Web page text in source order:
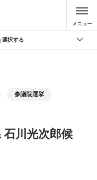
メニュー
選択する
参議院選挙
石川光次郎候